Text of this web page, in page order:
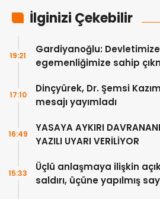
İlginizi Çekebilir
Gardiyanoğlu:
egemenliğimize sahip
19:21
Dinçyürek, Dr. Şemsi
mesajı yayımladı
17:10
YASAYA AYKIRI
YAZILI UYARI VERİLİYOR
16:49
Üçlü anlaşmaya ilişkin
saldırı, üçüne yapılmış
15:33